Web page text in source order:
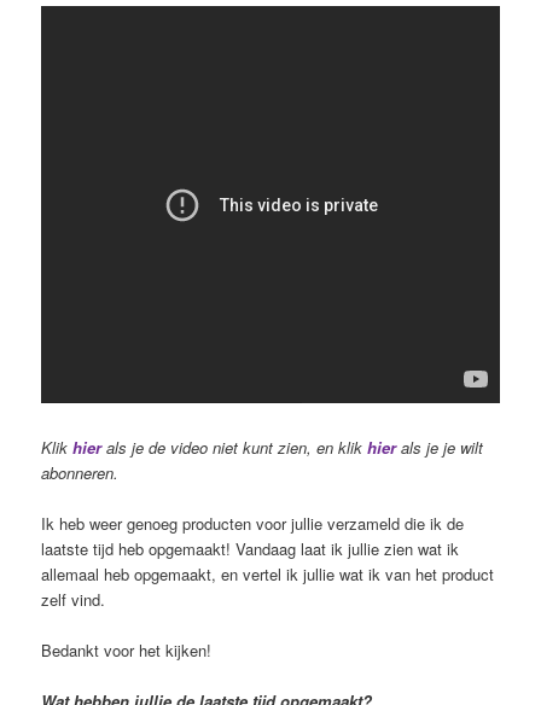
Klikhierals je de video niet kunt zien, en klik hierals je je wilt
abonneren.
Ik heb weer genoeg producten voor jullie verzameld die ik de
laatste tijd heb opgemaakt! Vandaag laat ik jullie zien wat ik
allemaal heb opgemaakt, en vertel ik jullie wat ik van het product
zelf vind.
Bedankt voor het kijken!